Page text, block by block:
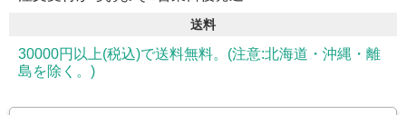
送料
30000円以上(税込)で送料無料。(注意:北海道・沖縄・離
島を除く。)